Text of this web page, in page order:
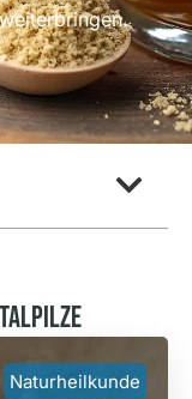
Naturheilkunde